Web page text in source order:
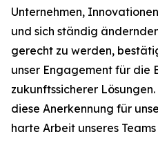
Unternehmen,
und sich ständig
gerecht zu werden,
unser Engagement für die
zukunftssicherer
diese Anerkennung für
harte Arbeit unseres